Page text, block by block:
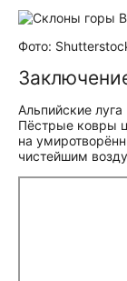
Фото:
Альпийские
Пёстрые ковры
на
чистейшим